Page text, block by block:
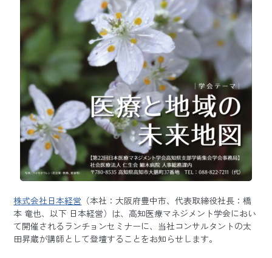
株式会社日本経営 （本社：大阪府豊中市、代表取締役社長：橋
本 竜也、以下 日本経営）は、高知医療マネジメント学会におい
て開催されるランチョンセミナーに、当社コンサルタントの太
田昇蔵が講師として登壇することをお知らせします。